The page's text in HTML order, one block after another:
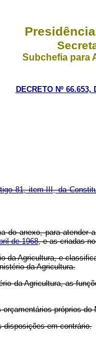
Subchefia para
DECRETO Nº 66.653,
81, item III, da
anexo, para
de 1968, e as criadas
da Agricultura, e
da Agricultura.
da Agricultura, as
próprios do
disposições em contrário.